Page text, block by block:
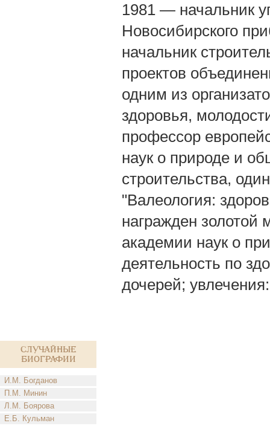
Случайные
биографии
И.М. Богданов
П.М. Минин
Л.М. Боярова
Е.Б. Кульман
1981 — начальник
Новосибирского
начальник
проектов
одним из
здоровья,
профессор
наук о природе и
строительства,
"Валеология:
награжден
академии наук о
деятельность по
дочерей;